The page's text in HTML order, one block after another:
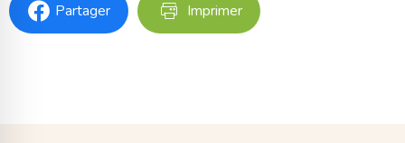
Partager Imprimer